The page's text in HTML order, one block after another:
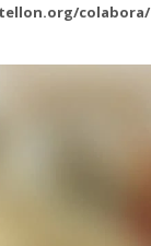
colabora/